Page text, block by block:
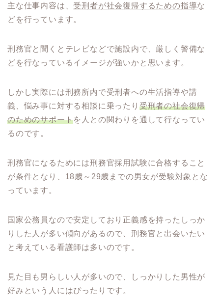
主な仕事内容は、 受刑者が社会復帰するための指導な
どを行っています。
刑務官と聞くとテレビなどで施設内で、厳しく警備な
どを行なっているイメージが強いかと思います。
しかし実際には刑務所内で受刑者への生活指導や講
義、悩み事に対する相談に乗ったり 受刑者の社会復帰
のためのサポートを人との関わりを通して行なってい
るのです。
刑務官になるためには刑務官採用試験に合格すること
が条件となり、18歳～29歳までの男女が受験対象とな
っています。
国家公務員なので安定しており正義感を持ったしっか
りした人が多い傾向があるので、刑務官と出会いたい
と考えている看護師は多いのです。
見た目も男らしい人が多いので、しっかりした男性が
好みという人にはぴったりです。